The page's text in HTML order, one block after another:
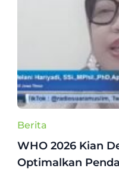
Berita
WHO 2026 Kian
Optimalkan